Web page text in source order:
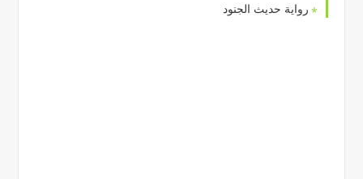
رواية حديث الجنود